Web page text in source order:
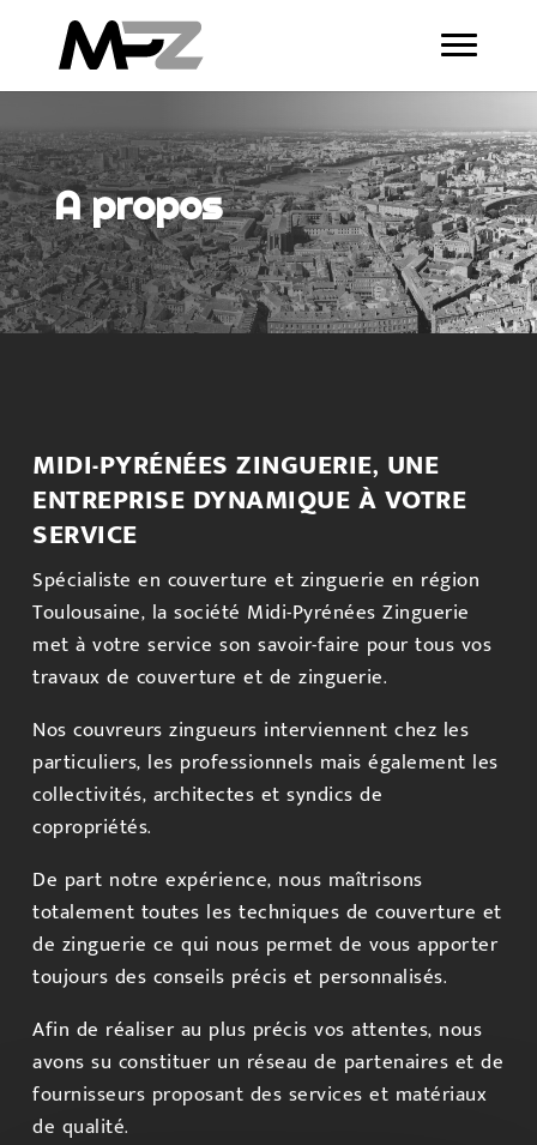
A propos
MIDI-PYRÉNÉES ZINGUERIE, UNE
ENTREPRISE DYNAMIQUE À VOTRE
SERVICE
Spécialiste en couverture et zinguerie en région
Toulousaine, la société Midi-Pyrénées Zinguerie
met à votre service son savoir-faire pour tous vos
travaux de couverture et de zinguerie.
Nos couvreurs zingueurs interviennent chez les
particuliers, les professionnels mais également les
collectivités, architectes et syndics de
copropriétés.
De part notre expérience, nous maîtrisons
totalement toutes les techniques de couverture et
de zinguerie ce qui nous permet de vous apporter
toujours des conseils précis et personnalisés.
Afin de réaliser au plus précis vos attentes, nous
avons su constituer un réseau de partenaires et de
fournisseurs proposant des services et matériaux
de qualité.